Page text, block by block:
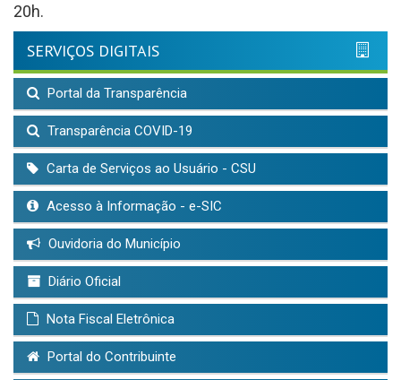
20h.
SERVIÇOS DIGITAIS
Portal da Transparência
Transparência COVID-19
Carta de Serviços ao Usuário - CSU
Acesso à Informação - e-SIC
Ouvidoria do Município
Diário Oficial
Nota Fiscal Eletrônica
Portal do Contribuinte